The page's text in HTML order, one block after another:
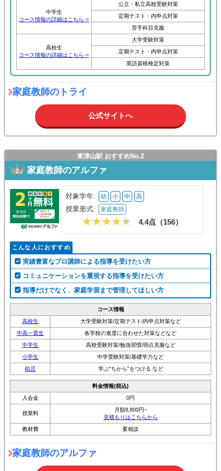
中学生
コース情報の詳細はこちら⇒
公立・私立高校受験対策
定期テスト・内申点対策
苦手科目克服
高校生
コース情報の詳細はこちら⇒
大学受験対策
定期テスト・内申点対策
英語資格検定対策
家庭教師のトライ
公式サイトへ
東津山駅 おすすめNo.2
家庭教師のアルファ
対象学年: 幼 小 中 高
授業形式: 家庭教師
4.4点（156）
こんな人におすすめ
実績豊富なプロ講師による指導を受けたい方
コミュニケーションを重視する指導を受けたい方
指導だけでなく、家庭学習まで管理してほしい方
コース情報
高校生
大学受験対策/定期テスト/内申点対策など
中高一貫生
各学校の進度に合わせた対策などなど
中学生
高校受験対策/勉強習慣/弱点克服など
小学生
中学受験対策/基礎学力など
幼児
学ぶ“ちから”をつける など
料金情報(税込)
入会金
0円
授業料
月額8,800円~
見積もりはこちらから
教材費
要相談
家庭教師のアルファ